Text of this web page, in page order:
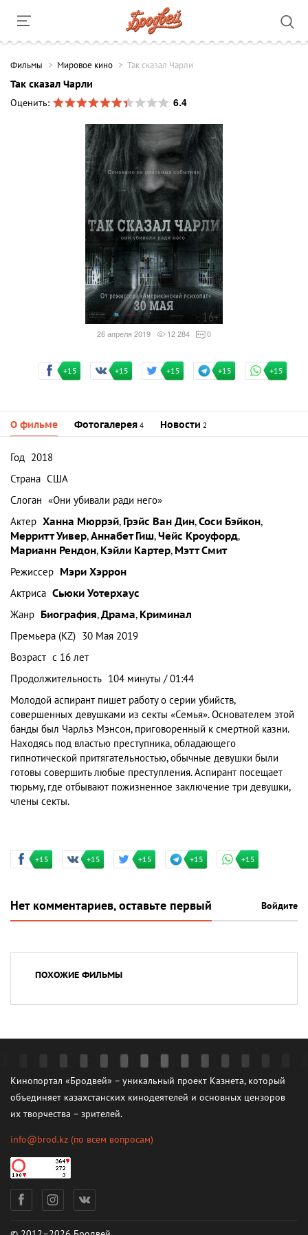
Фильмы Мировое кино Так сказал Чарли
Так сказал Чарли
Оценить:
6.4
26 апреля 2019 12 284 0
+15 +15 +15 +15 +15
О фильме Фотогалерея 4 Новости 2
Год 2018
Страна США
Слоган «Они убивали ради него»
Актер Ханна Мюррэй, Грэйс Ван Дин,Соси Бэйкон,
Мерритт Уивер,Аннабет Гиш,Чейс Кроуфорд,
Марианн Рендон, Кэйли Картер, Мэтт Смит
Режиссер Мэри Хэррон
Актриса Сьюки Уотерхаус
Жанр Биография,Драма, Криминал
Премьера (KZ) 30 Мая 2019
Возраст с 16 лет
Продолжительность 104 минуты / 01:44
Молодой аспирант пишет работу о серии убийств,
совершенных девушками из секты «Семья». Основателем этой
банды был Чарльз Мэнсон, приговоренный к смертной казни.
Находясь под властью преступника, обладающего
гипнотической притягательностью, обычные девушки были
готовы совершить любые преступления. Аспирант посещает
тюрьму, где отбывают пожизненное заключение три девушки,
члены секты.
+15 +15 +15 +15 +15
Нет комментариев, оставьте первый Войдите
ПОХОЖИЕ ФИЛЬМЫ
Кинопортал «Бродвей» – уникальный проект Казнета, который
объединяет казахстанских кинодеятелей и основных цензоров
их творчества – зрителей.
info@brod.kz (по всем вопросам)